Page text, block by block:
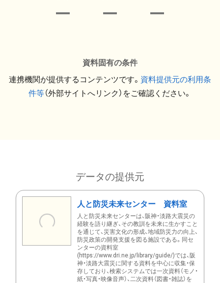
資料固有の条件
連携機関が提供するコンテンツです。 資料提供元の利用条
件等（外部サイトへリンク）をご確認ください。
データの提供元
人と防災未来センター 資料室
人と防災未来センターは、阪神・淡路大震災の
経験を語り継ぎ、その教訓を未来に生かすこと
を通じて、災害文化の形成、地域防災力の向上、
防災政策の開発支援を図る施設である。同セ
ンターの資料室
(https://www.dri.ne.jp/library/guide/)では、阪
神・淡路大震災に関する資料を中心に収集・保
存しており、検索システムでは一次資料（モノ・
紙・写真・映像音声）、二次資料（図書・雑誌）を